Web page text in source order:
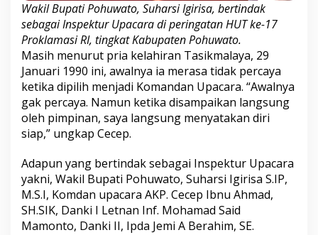
Wakil Bupati Pohuwato, Suharsi Igirisa, bertindak
sebagai Inspektur Upacara di peringatan HUT ke-17
Proklamasi RI, tingkat Kabupaten Pohuwato.
Masih menurut pria kelahiran Tasikmalaya, 29
Januari 1990 ini, awalnya ia merasa tidak percaya
ketika dipilih menjadi Komandan Upacara. “Awalnya
gak percaya. Namun ketika disampaikan langsung
oleh pimpinan, saya langsung menyatakan diri
siap,” ungkap Cecep.
Adapun yang bertindak sebagai Inspektur Upacara
yakni, Wakil Bupati Pohuwato, Suharsi Igirisa S.IP,
M.S.I, Komdan upacara AKP. Cecep Ibnu Ahmad,
SH.SIK, Danki I Letnan Inf. Mohamad Said
Mamonto, Danki II, Ipda Jemi A Berahim, SE.